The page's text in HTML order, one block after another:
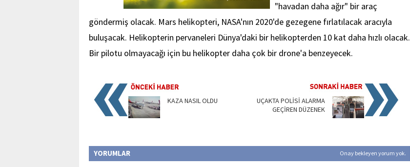
"havadan daha ağır" bir araç
göndermiş olacak. Mars helikopteri, NASA'nın 2020'de gezegene fırlatılacak aracıyla
buluşacak. Helikopterin pervaneleri Dünya'daki bir helikopterden 10 kat daha hızlı olacak.
Bir pilotu olmayacağı için bu helikopter daha çok bir drone'a benzeyecek.
KAZA NASIL OLDU
UÇAKTA POLİSİ ALARMA
GEÇİREN DÜZENEK
YORUMLAR Onay bekleyen yorum yok.